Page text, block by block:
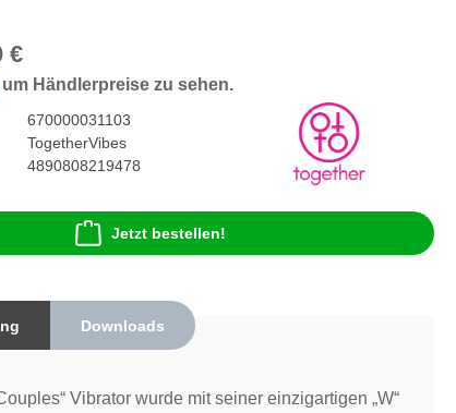
€
um Händlerpreise zu sehen.
670000031103
TogetherVibes
4890808219478
Jetzt bestellen!
Downloads
Vibrator wurde mit seiner einzigartigen „W“